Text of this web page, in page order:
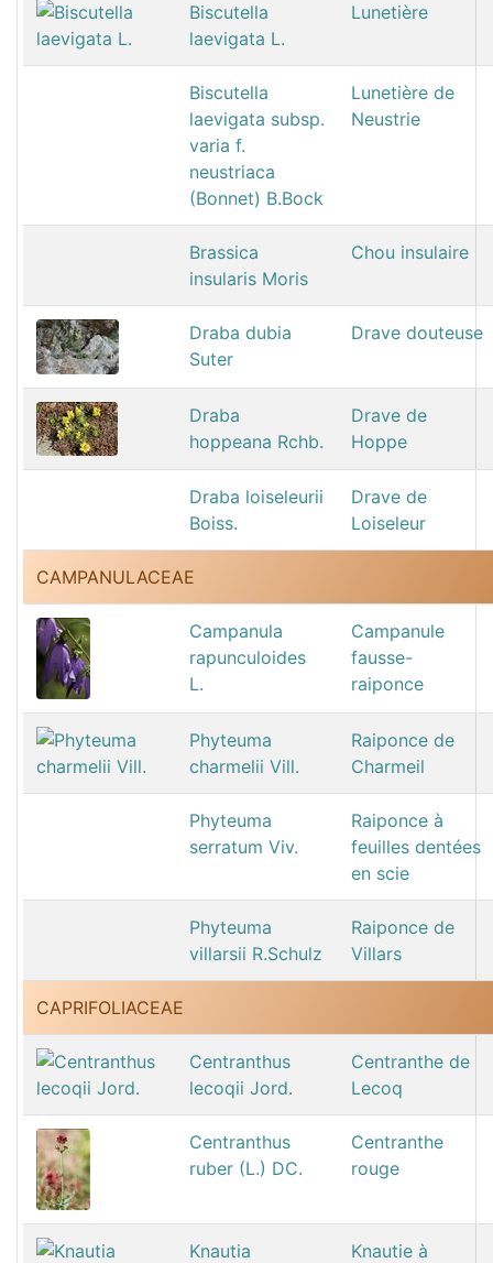
Biscutella
laevigata L.
Lunetière
Biscutella
laevigata subsp.
varia f.
neustriaca
(Bonnet) B.Bock
Lunetière de
Neustrie
Brassica
insularis Moris
Chou insulaire
Draba dubia
Suter
Drave douteuse
Draba
hoppeana Rchb.
Drave de
Hoppe
Draba loiseleurii
Boiss.
Drave de
Loiseleur
CAMPANULACEAE
Campanula
rapunculoides
L.
Campanule
fausse-
raiponce
Phyteuma
charmelii Vill.
Raiponce de
Charmeil
Phyteuma
serratum Viv.
Raiponce à
feuilles dentées
en scie
Phyteuma
villarsii R.Schulz
Raiponce de
Villars
CAPRIFOLIACEAE
Centranthus
lecoqii Jord.
Centranthe de
Lecoq
Centranthus
ruber (L.) DC.
Centranthe
rouge
Knautia
Knautie à